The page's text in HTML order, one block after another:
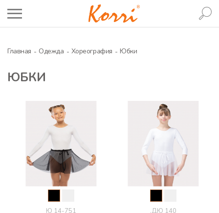
Главная Одежда Хореография Юбки
ЮБКИ
Ю 14-751 .ДЮ 140